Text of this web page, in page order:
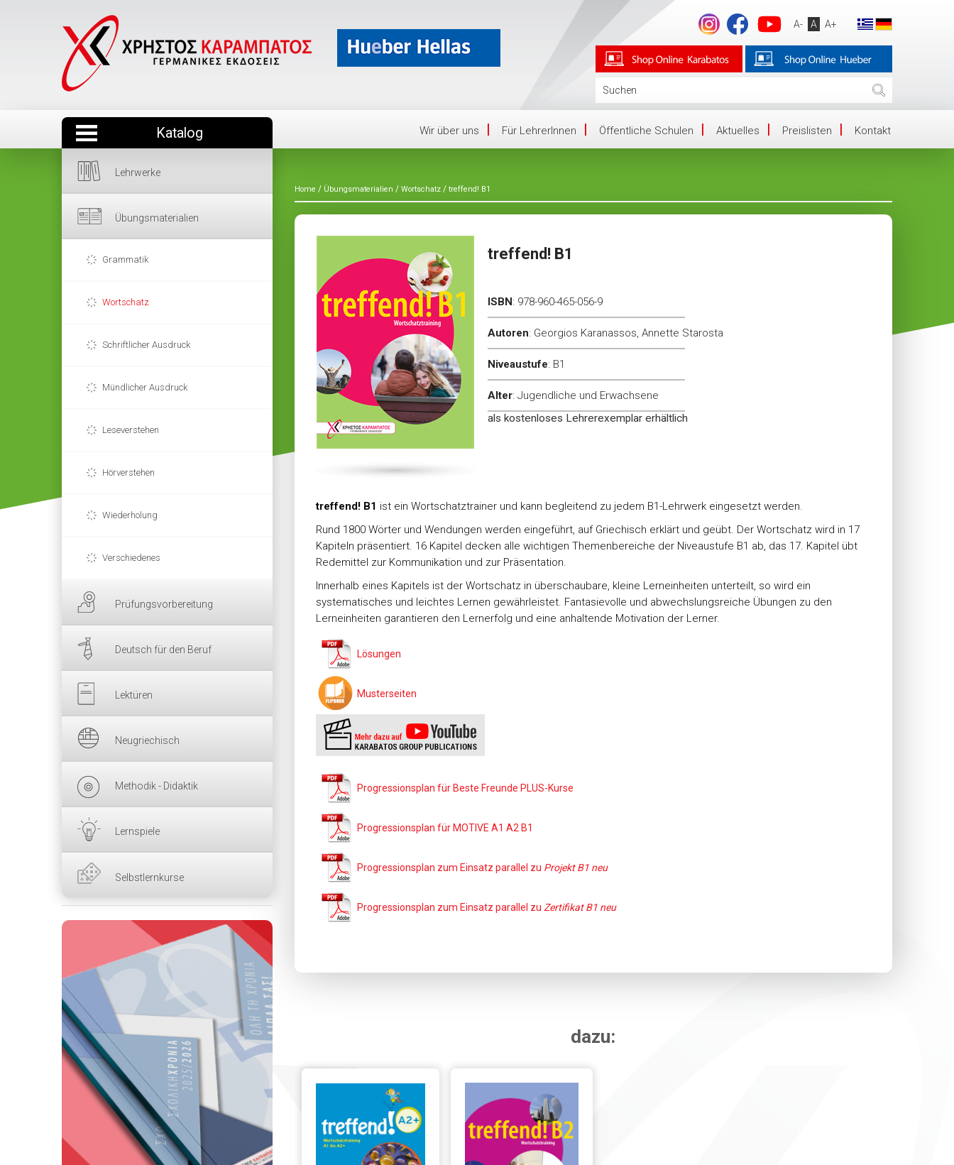
A- A A+
Katalog Wir über uns Für LehrerInnen Öffentliche Schulen Aktuelles Preislisten Kontakt
Lehrwerke
Übungsmaterialien
Grammatik
Wortschatz
Schriftlicher Ausdruck
Mündlicher Ausdruck
Leseverstehen
Hörverstehen
Wiederholung
Verschiedenes
Prüfungsvorbereitung
Deutsch für den Beruf
Lektüren
Neugriechisch
Methodik - Didaktik
Lernspiele
Selbstlernkurse
Home / Übungsmaterialien / Wortschatz / treffend! B1
treffend! B1
ISBN: 978-960-465-056-9
Autoren: Georgios Karanassos, Annette Starosta
Niveaustufe: B1
Alter:Jugendliche und Erwachsene
als kostenloses Lehrerexemplar erhältlich
treffend! B1 ist ein Wortschatztrainer und kann begleitend zu jedem B1-Lehrwerk eingesetzt werden.
Rund 1800 Wörter und Wendungen werden eingeführt, auf Griechisch erklärt und geübt. Der Wortschatz wird in 17
Kapiteln präsentiert. 16 Kapitel decken alle wichtigen Themenbereiche der Niveaustufe B1 ab, das 17. Kapitel übt
Redemittel zur Kommunikation und zur Präsentation.
Innerhalb eines Kapitels ist der Wortschatz in überschaubare, kleine Lerneinheiten unterteilt, so wird ein
systematisches und leichtes Lernen gewährleistet. Fantasievolle und abwechslungsreiche Übungen zu den
Lerneinheiten garantieren den Lernerfolg und eine anhaltende Motivation der Lerner.
Lösungen
Musterseiten
Progressionsplan für Beste Freunde PLUS-Kurse
Progressionsplan für MOTIVE A1 A2 B1
Progressionsplan zum Einsatz parallel zu Projekt B1 neu
Progressionsplan zum Einsatz parallel zu Zertifikat B1 neu
dazu: